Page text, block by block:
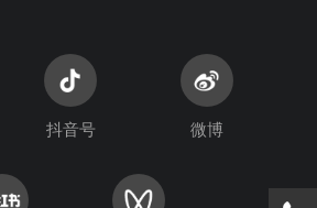
抖音号 微博